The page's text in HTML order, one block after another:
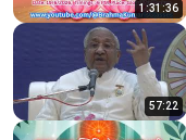
1:31:36
57:22